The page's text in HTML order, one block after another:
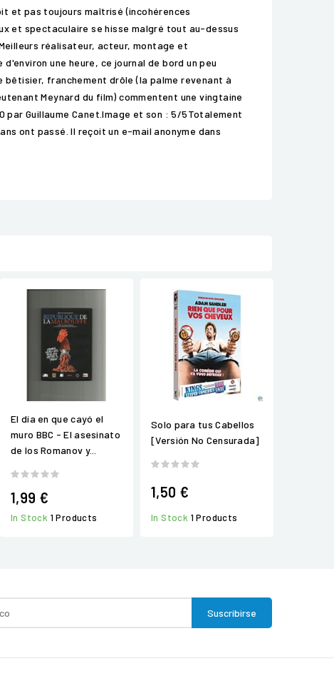
et pas toujours maîtrisé (incohérences
et spectaculaire se hisse malgré tout au-dessus
réalisateur, acteur, montage et
une heure, ce journal de bord un peu
franchement drôle (la palme revenant à
Meynard du film) commentent une vingtaine
Guillaume Canet.Image et son : 5/5Totalement
ont passé. Il reçoit un e-mail anonyme dans
El día en que cayó el
muro BBC - El asesinato
de los Romanov y...
1,99 €
In Stock 1 Products
Solo para tus Cabellos
[Versión No Censurada]
1,50 €
In Stock 1 Products